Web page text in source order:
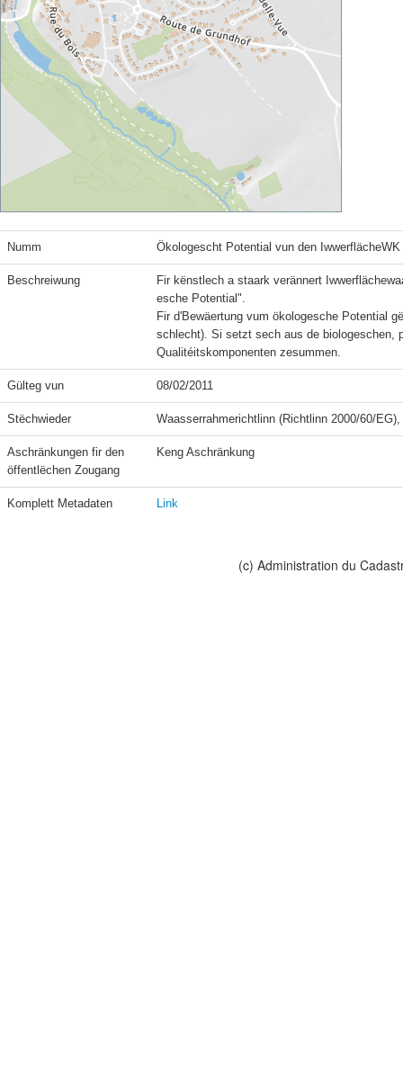
Numm Ökologescht Potential vun den IwwerflächeWK
Beschreiwung
Fir kënstlech a staark verännert
esche Potential".
Fir d'Bewäertung vum ökologesche Potential
schlecht). Si setzt sech aus de biologeschen,
Qualitéitskomponenten zesummen.
Gülteg vun 08/02/2011
Stëchwieder Waasserrahmerichtlinn (Richtlinn 2000/60/
Aschränkungen fir den
öffentlëchen Zougang
Keng Aschränkung
Komplett Metadaten Link
(c) Administration du